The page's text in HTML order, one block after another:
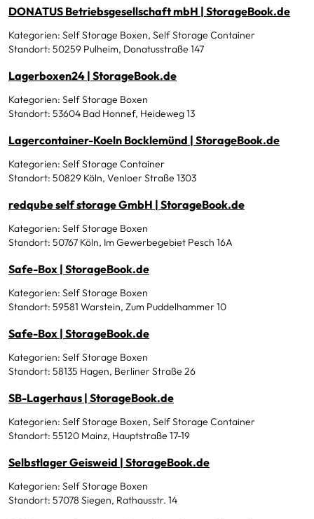
DONATUS Betriebsgesellschaft mbH | StorageBook.de
Kategorien: Self Storage Boxen, Self Storage Container
Standort: 50259 Pulheim, Donatusstraße 147
Lagerboxen24 | StorageBook.de
Kategorien: Self Storage Boxen
Standort: 53604 Bad Honnef, Heideweg 13
Lagercontainer-Koeln Bocklemünd | StorageBook.de
Kategorien: Self Storage Container
Standort: 50829 Köln, Venloer Straße 1303
redqube self storage GmbH | StorageBook.de
Kategorien: Self Storage Boxen
Standort: 50767 Köln, Im Gewerbegebiet Pesch 16A
Safe-Box | StorageBook.de
Kategorien: Self Storage Boxen
Standort: 59581 Warstein, Zum Puddelhammer 10
Safe-Box | StorageBook.de
Kategorien: Self Storage Boxen
Standort: 58135 Hagen, Berliner Straße 26
SB-Lagerhaus | StorageBook.de
Kategorien: Self Storage Boxen, Self Storage Container
Standort: 55120 Mainz, Hauptstraße 17-19
Selbstlager Geisweid | StorageBook.de
Kategorien: Self Storage Boxen
Standort: 57078 Siegen, Rathausstr. 14